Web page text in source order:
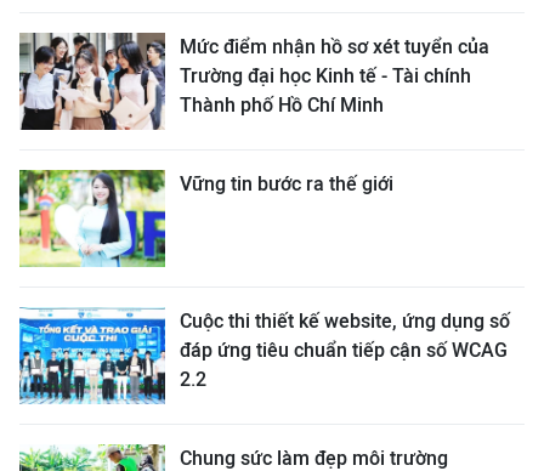
Mức điểm nhận hồ sơ xét tuyển của
Trường đại học Kinh tế - Tài chính
Thành phố Hồ Chí Minh
Vững tin bước ra thế giới
Cuộc thi thiết kế website, ứng dụng số
đáp ứng tiêu chuẩn tiếp cận số WCAG
2.2
Chung sức làm đẹp môi trường